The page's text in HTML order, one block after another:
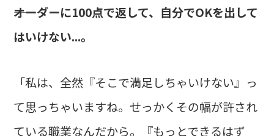
――オーダーに100点で返して、自分でOKを出して
はいけない...。
「私は、全然『そこで満足しちゃいけない』っ
て思っちゃいますね。せっかくその幅が許され
ている職業なんだから。『もっとできるはず